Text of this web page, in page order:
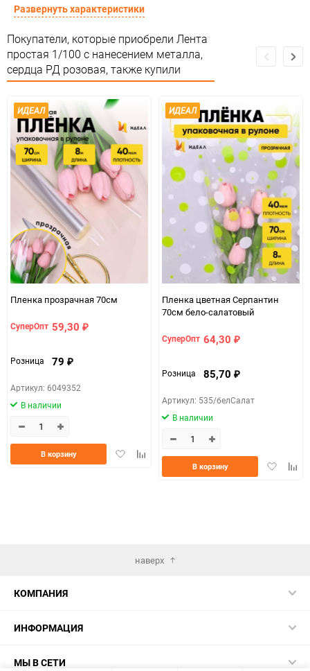
Предназначение товара
Сертификация Не подлежит сертификации
Особые условия Особых условий не требует
Количество в коробке 1
Единица измерения шт
ЦветНоменклатуры розовый
Развернуть характеристики
Покупатели, которые приобрели Лента
простая 1/100 с нанесением металла,
сердца РД розовая, также купили
ИДЕАЛ
Пленка прозрачная 70см
СуперОпт 59,30 ₽
Розница 79 ₽
Артикул: 6049352
В наличии
ДобавитьДобавить
сравнению
В корзину
ИДЕАЛ
Пленка цветная Серпантин
70см бело-салатовый
СуперОпт 64,30 ₽
Розница 85,70 ₽
Артикул: 535/белСалат
В наличии
Добавить
В корзину
наверх
КОМПАНИЯ
ИНФОРМАЦИЯ
МЫ В СЕТИ